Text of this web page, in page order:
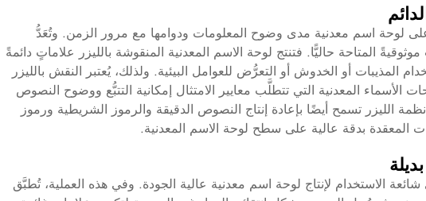
لوحة اسم معدنية مدى وضوح المعلومات ودوامها مع مرور الزمن. وتُعَدُّ
المتاحة حاليًّا. فتنتج لوحة الاسم المعدنية المنقوشة بالليزر علاماتٍ دائمةً
المذيبات أو الخدوش أو التعرُّض للعوامل البيئية. ولذلك، يُعتبر النقش بالليزر
المعدنية التي تتطلَّب معايير الامتثال إمكانية التتبُّع ووضوح النصوص
الليزر تسمح أيضًا بإعادة إنتاج النصوص الدقيقة والرموز الشريطية ورموز
الاستخدام لإنتاج لوحة اسم معدنية عالية الجودة. وفي هذه العملية، تُطبَّق